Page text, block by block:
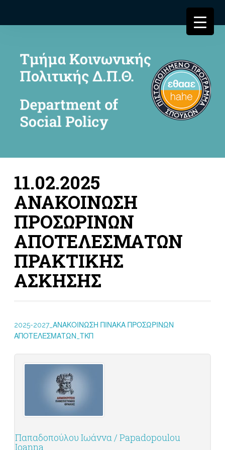
11.02.2025
ΑΝΑΚΟΙΝΩΣΗ
ΠΡΟΣΩΡΙΝΩΝ
ΑΠΟΤΕΛΕΣΜΑΤΩΝ
ΠΡΑΚΤΙΚΗΣ
ΑΣΚΗΣΗΣ
2025-2027_ΑΝΑΚΟΙΝΩΣΗ ΠΙΝΑΚΑ ΠΡΟΣΩΡΙΝΩΝ
ΑΠΟΤΕΛΕΣΜΑΤΩΝ_ΤΚΠ
Παπαδοπούλου Ιωάννα / Papadopoulou
Ioanna